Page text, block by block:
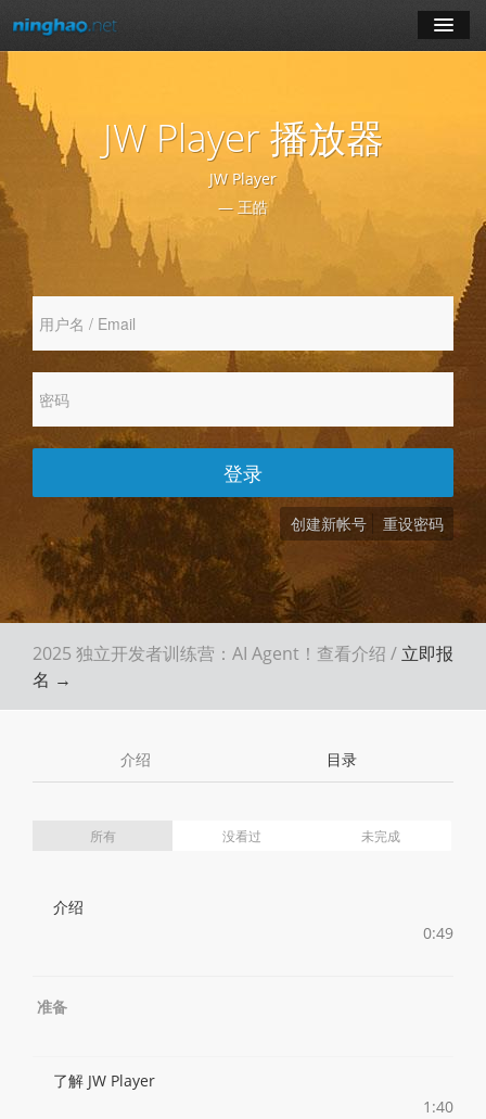
学习
博客
创建新帐号 重设密码
登录
JW Player 播放器
JW Player
— 王皓
2025 独立开发者训练营：AI Agent！ 查看介绍 / 立即报
名 →
介绍 目录
所有 没看过 未完成
介绍
0:49
准备
了解 JW Player
1:40